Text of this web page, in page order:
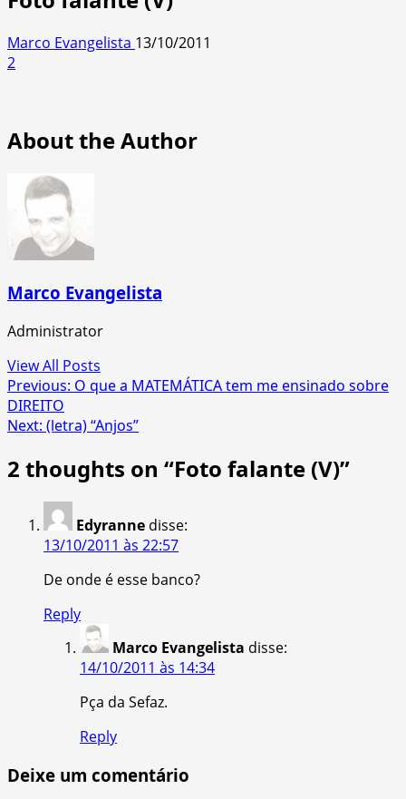
Marco Evangelista 13/10/2011
2
About the Author
Marco Evangelista
Administrator
View All Posts
Post
navigation
Previous: O que a MATEMÁTICA tem me ensinado sobre
DIREITO
Next: (letra) “Anjos”
2 thoughts on “Foto falante (V)”
Edyranne disse:
13/10/2011 às 22:57
De onde é esse banco?
Reply
Marco Evangelista disse:
14/10/2011 às 14:34
Pça da Sefaz.
Reply
Deixe um comentário